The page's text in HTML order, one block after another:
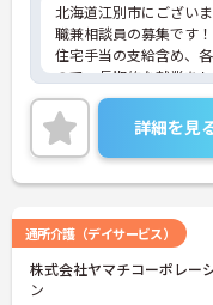
北海道江別市にござい
職兼相談員の募集です！
住宅手当の支給含め、
ので、長期的な就業を
イカー通勤OKなので
ご興味のある方は、マ
せください。
詳細を見
通所介護（デイサービス）
株式会社ヤマチコーポレー
ン